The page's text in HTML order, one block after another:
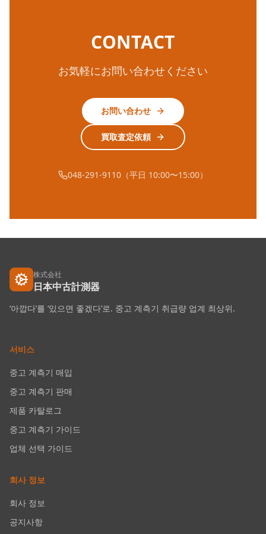
CONTACT
お気軽にお問い合わせください
お問い合わせ
買取査定依頼
048-291-9110（平日 10:00〜15:00）
株式会社
日本中古計測器
‘아깝다’를 ‘있으면 좋겠다’로. 중고 계측기 취급량 업계 최상위.
서비스
중고 계측기 매입
중고 계측기 판매
제품 카탈로그
중고 계측기 가이드
업체 선택 가이드
회사 정보
회사 정보
공지사항